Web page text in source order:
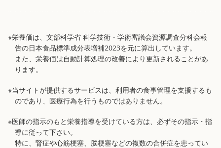
※栄養価は、文部科学省 科学技術・学術審議会資源調査分科会報
告の日本食品標準成分表増補2023を元に算出しています。
また、栄養価は自動計算処理の改善により更新されることがあ
ります。
※当サイトが提供するサービスは、利用者の食事管理を支援するも
のであり、医療行為を行うものではありません。
※医師の指示のもと栄養指導を受けている方は、必ずその指示・指
導に従って下さい。
特に、腎症や心筋梗塞、脳梗塞などの複数の合併症を患ってい